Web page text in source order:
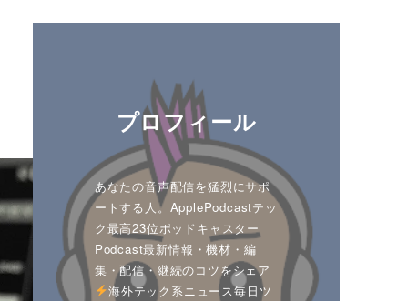
プロフィール
あなたの音声配信を猛烈にサポ
ートする人。ApplePodcastテッ
ク最高23位ポッドキャスター
Podcast最新情報・機材・編
集・配信・継続のコツをシェア
海外テック系ニュース毎日ツ